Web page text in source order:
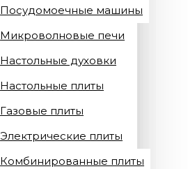
Посудомоечные машины
Микроволновые печи
Настольные духовки
Настольные плиты
Газовые плиты
Электрические плиты
Комбинированные плиты